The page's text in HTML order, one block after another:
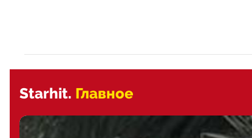
Starhit. Главное